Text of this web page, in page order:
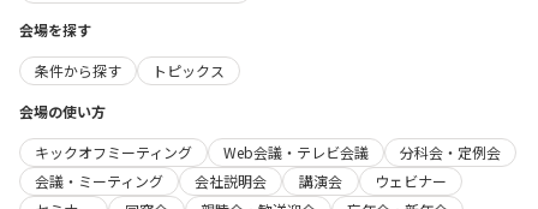
会場を探す
条件から探す
トピックス
会場の使い方
キックオフミーティング
Web会議・テレビ会議
分科会・定例会
会議・ミーティング
会社説明会 講演会
ウェビナー